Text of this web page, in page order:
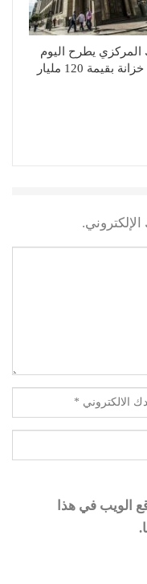
المركزي يطرح اليوم
أذون خزانة بقيمة 120 مليار
الويب في هذا